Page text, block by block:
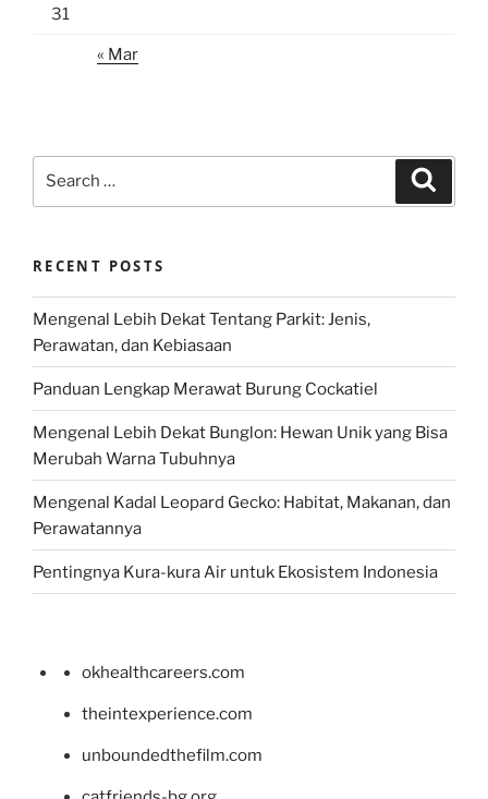
31
« Mar
RECENT POSTS
Mengenal Lebih Dekat Tentang Parkit: Jenis,
Perawatan, dan Kebiasaan
Panduan Lengkap Merawat Burung Cockatiel
Mengenal Lebih Dekat Bunglon: Hewan Unik yang Bisa
Merubah Warna Tubuhnya
Mengenal Kadal Leopard Gecko: Habitat, Makanan, dan
Perawatannya
Pentingnya Kura-kura Air untuk Ekosistem Indonesia
okhealthcareers.com
theintexperience.com
unboundedthefilm.com